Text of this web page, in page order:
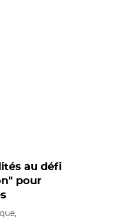
au défi
pour